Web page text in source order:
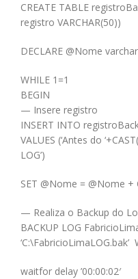
CREATE TABLE
registro VARCHAR(50))
DECLARE @Nome
WHILE 1=1
BEGIN
— Insere registro
INSERT INTO
VALUES (‘Antes do
LOG’)
SET @Nome = @Nome +
— Realiza o Backup do
BACKUP LOG
waitfor delay ’00:00:02′